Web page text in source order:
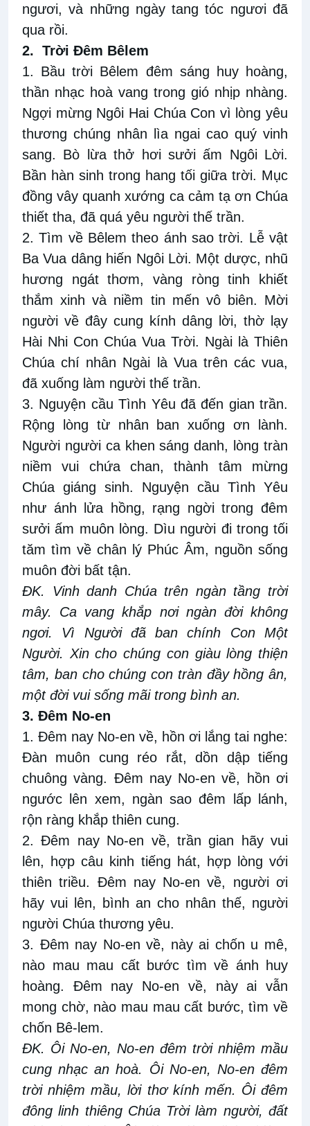
ngươi, và những ngày tang tóc ngươi đã
qua rồi.
2. Trời Đêm Bêlem
1. Bầu trời Bêlem đêm sáng huy hoàng,
thần nhạc hoà vang trong gió nhịp nhàng.
Ngợi mừng Ngôi Hai Chúa Con vì lòng yêu
thương chúng nhân lìa ngai cao quý vinh
sang. Bò lừa thở hơi sưởi ấm Ngôi Lời.
Bần hàn sinh trong hang tối giữa trời. Mục
đồng vây quanh xướng ca cảm tạ ơn Chúa
thiết tha, đã quá yêu người thế trần.
2. Tìm về Bêlem theo ánh sao trời. Lễ vật
Ba Vua dâng hiến Ngôi Lời. Một dược, nhũ
hương ngát thơm, vàng ròng tinh khiết
thắm xinh và niềm tin mến vô biên. Mời
người về đây cung kính dâng lời, thờ lạy
Hài Nhi Con Chúa Vua Trời. Ngài là Thiên
Chúa chí nhân Ngài là Vua trên các vua,
đã xuống làm người thế trần.
3. Nguyện cầu Tình Yêu đã đến gian trần.
Rộng lòng từ nhân ban xuống ơn lành.
Người người ca khen sáng danh, lòng tràn
niềm vui chứa chan, thành tâm mừng
Chúa giáng sinh. Nguyện cầu Tình Yêu
như ánh lửa hồng, rạng ngời trong đêm
sưởi ấm muôn lòng. Dìu người đi trong tối
tăm tìm về chân lý Phúc Âm, nguồn sống
muôn đời bất tận.
ĐK. Vinh danh Chúa trên ngàn tầng trời
mây. Ca vang khắp nơi ngàn đời không
ngơi. Vì Người đã ban chính Con Một
Người. Xin cho chúng con giàu lòng thiện
tâm, ban cho chúng con tràn đầy hồng ân,
một đời vui sống mãi trong bình an.
3. Đêm No-en
1. Đêm nay No-en về, hồn ơi lắng tai nghe:
Đàn muôn cung réo rắt, dồn dập tiếng
chuông vàng. Đêm nay No-en về, hồn ơi
ngước lên xem, ngàn sao đêm lấp lánh,
rộn ràng khắp thiên cung.
2. Đêm nay No-en về, trần gian hãy vui
lên, hợp câu kinh tiếng hát, hợp lòng với
thiên triều. Đêm nay No-en về, người ơi
hãy vui lên, bình an cho nhân thế, người
người Chúa thương yêu.
3. Đêm nay No-en về, này ai chốn u mê,
nào mau mau cất bước tìm về ánh huy
hoàng. Đêm nay No-en về, này ai vẫn
mong chờ, nào mau mau cất bước, tìm về
chốn Bê-lem.
ĐK. Ôi No-en, No-en đêm trời nhiệm mầu
cung nhạc an hoà. Ôi No-en, No-en đêm
trời nhiệm mầu, lời thơ kính mến. Ôi đêm
đông linh thiêng Chúa Trời làm người, đất